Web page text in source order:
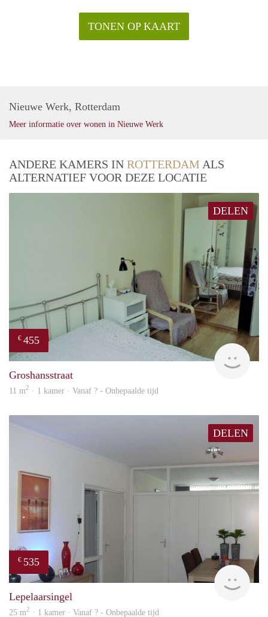
TONEN OP KAART
Nieuwe Werk, Rotterdam
Meer informatie over wonen in Nieuwe Werk
ANDERE KAMERS IN ROTTERDAM ALS
ALTERNATIEF VOOR DEZE LOCATIE
DELEN
€ 455
Groshansstraat
11 m2 · 1 kamer · Vanaf ? - Onbepaalde tijd
DELEN
€ 535
Lepelaarsingel
25 m2 · 1 kamer · Vanaf ? - Onbepaalde tijd